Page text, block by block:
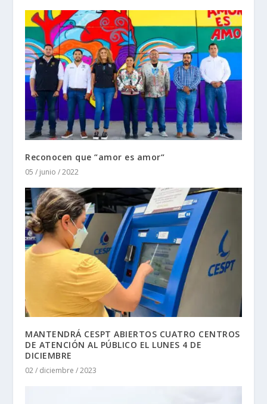
Reconocen que “amor es amor“
05 / junio / 2022
MANTENDRÁ CESPT ABIERTOS CUATRO CENTROS
DE ATENCIÓN AL PÚBLICO EL LUNES 4 DE
DICIEMBRE
02 / diciembre / 2023